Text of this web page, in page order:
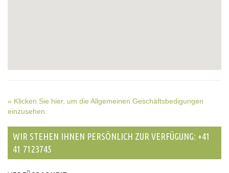
» Klicken Sie hier, um die Allgemeinen Geschäftsbedigungen
einzusehen.
WIR STEHEN IHNEN PERSÖNLICH ZUR VERFÜGUNG: +41
41 7123745